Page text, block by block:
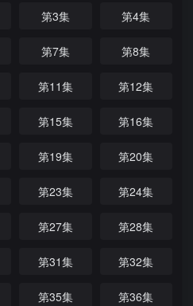
第3集 第4集
第7集 第8集
第11集 第12集
第15集 第16集
第19集 第20集
第23集 第24集
第27集 第28集
第31集 第32集
第35集 第36集